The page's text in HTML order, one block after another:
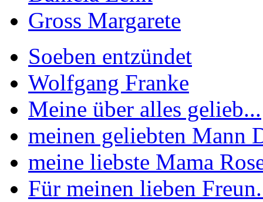
Gross Margarete
Soeben entzündet
Wolfgang Franke
Meine über alles gelieb...
meinen geliebten Mann
meine liebste Mama
Für meinen lieben